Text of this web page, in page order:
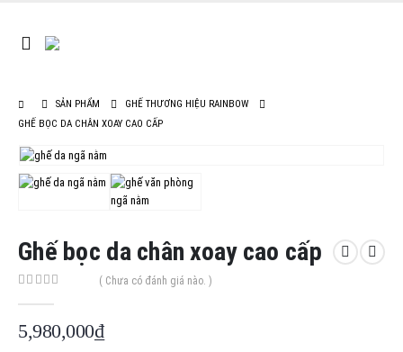
SẢN PHẨM
GHẾ THƯƠNG HIỆU RAINBOW
GHẾ BỌC DA CHÂN XOAY CAO CẤP
Ghế bọc da chân xoay cao cấp
( Chưa có đánh giá nào. )
5,980,000₫